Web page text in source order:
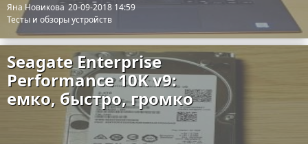
Яна Новикова 20-09-2018 14:59
Тесты и обзоры устройств
Seagate Enterprise
Performance 10K v9:
емко, быстро, громко